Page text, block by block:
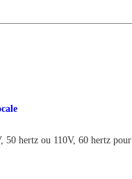
50 hertz ou 110V, 60 hertz pour